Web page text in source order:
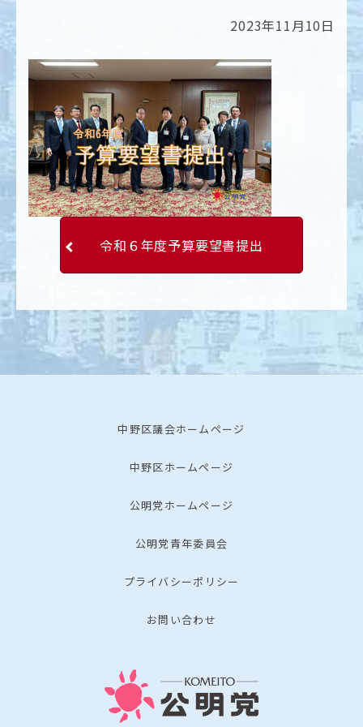
2023年11月10日
令和６年度予算要望書提出
中野区議会ホームページ
中野区ホームページ
公明党ホームページ
公明党青年委員会
プライバシーポリシー
お問い合わせ